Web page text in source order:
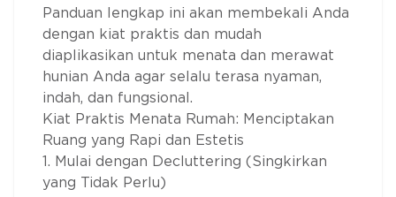
Panduan lengkap ini akan membekali Anda
dengan kiat praktis dan mudah
diaplikasikan untuk menata dan merawat
hunian Anda agar selalu terasa nyaman,
indah, dan fungsional.
Kiat Praktis Menata Rumah: Menciptakan
Ruang yang Rapi dan Estetis
1. Mulai dengan Decluttering (Singkirkan
yang Tidak Perlu)